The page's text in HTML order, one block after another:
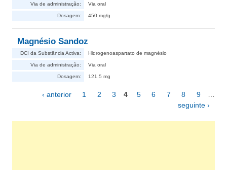
Via de administração: Via oral
Dosagem: 450 mg/g
Magnésio Sandoz
DCI da Substância Activa: Hidrogenoaspartato de magnésio
Via de administração: Via oral
Dosagem: 121.5 mg
Páginas‹ anterior 1 2 3 4 5 6 7 8 9
seguinte ›